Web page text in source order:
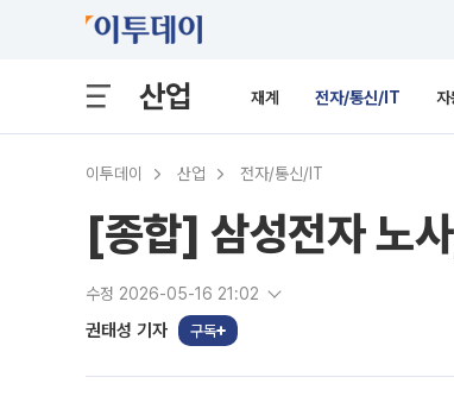
산업 재계 전자/통신/IT 자
이투데이 산업 전자/통신/IT
[종합] 삼성전자 노
수정 2026-05-16 21:02
권태성 기자 구독